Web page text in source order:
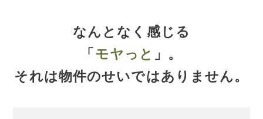
なんとなく感じる
「モヤっと 」。
それは物件のせいではありません。